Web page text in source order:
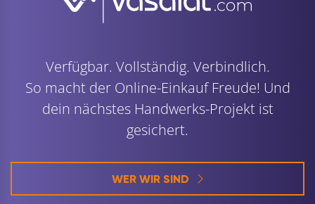
Verfügbar. Vollständig. Verbindlich.
So macht der Online-Einkauf Freude! Und
dein nächstes Handwerks-Projekt ist
gesichert.
WER WIR SIND